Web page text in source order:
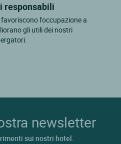
responsabili
l'occupazione a
gli utili dei nostri
newsletter
sui nostri hotel.